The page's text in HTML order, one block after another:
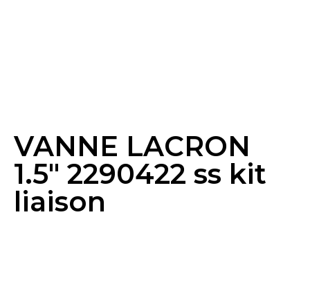
VANNE LACRON
1.5″ 2290422 ss kit
liaison